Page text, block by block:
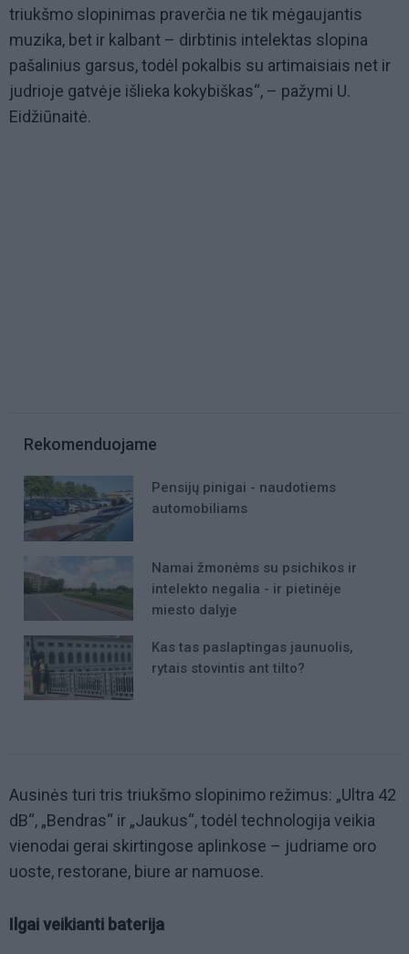
triukšmo slopinimas praverčia ne tik mėgaujantis
muzika, bet ir kalbant – dirbtinis intelektas slopina
pašalinius garsus, todėl pokalbis su artimaisiais net ir
judrioje gatvėje išlieka kokybiškas“, – pažymi U.
Eidžiūnaitė.
Rekomenduojame
Pensijų pinigai - naudotiems
automobiliams
Namai žmonėms su psichikos ir
intelekto negalia - ir pietinėje
miesto dalyje
Kas tas paslaptingas jaunuolis,
rytais stovintis ant tilto?
Ausinės turi tris triukšmo slopinimo režimus: „Ultra 42
dB“, „Bendras“ ir „Jaukus“, todėl technologija veikia
vienodai gerai skirtingose aplinkose – judriame oro
uoste, restorane, biure ar namuose.
Ilgai veikianti baterija